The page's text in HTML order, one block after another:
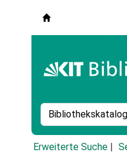
Suche im
Erweiterte Suche